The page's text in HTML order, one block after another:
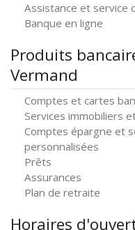
Assistance et service
Banque en ligne
Produits
Vermand
Comptes et cartes
Services immobiliers
Comptes épargne et
personnalisées
Prêts
Assurances
Plan de retraite
Horaires